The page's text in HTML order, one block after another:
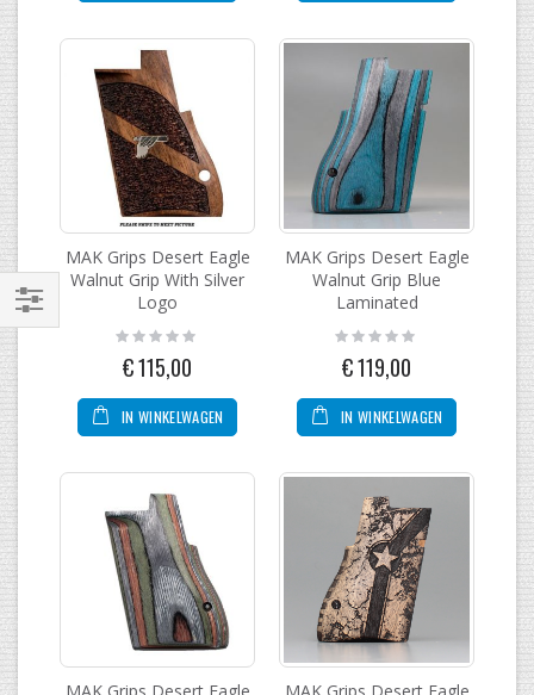
MAK Grips Desert Eagle
Walnut Grip With Silver
Logo
Rating:
0%
€ 115,00
IN WINKELWAGEN
MAK Grips Desert Eagle
Walnut Grip Blue
Laminated
Rating:
0%
€ 119,00
IN WINKELWAGEN
Filteren